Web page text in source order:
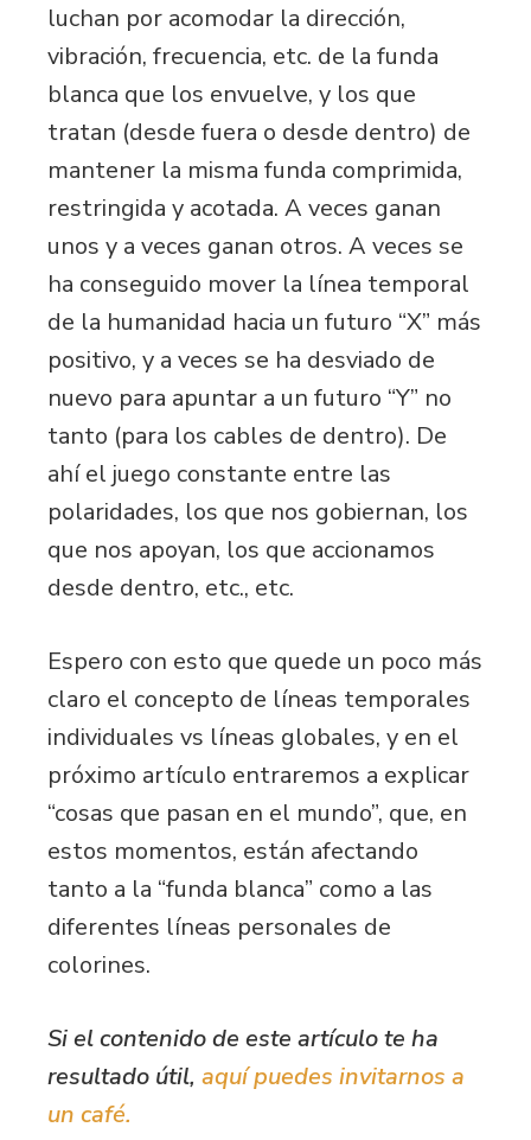
luchan por acomodar la dirección,
vibración, frecuencia, etc. de la funda
blanca que los envuelve, y los que
tratan (desde fuera o desde dentro) de
mantener la misma funda comprimida,
restringida y acotada. A veces ganan
unos y a veces ganan otros. A veces se
ha conseguido mover la línea temporal
de la humanidad hacia un futuro “X” más
positivo, y a veces se ha desviado de
nuevo para apuntar a un futuro “Y” no
tanto (para los cables de dentro). De
ahí el juego constante entre las
polaridades, los que nos gobiernan, los
que nos apoyan, los que accionamos
desde dentro, etc., etc.
Espero con esto que quede un poco más
claro el concepto de líneas temporales
individuales vs líneas globales, y en el
próximo artículo entraremos a explicar
“cosas que pasan en el mundo”, que, en
estos momentos, están afectando
tanto a la “funda blanca” como a las
diferentes líneas personales de
colorines.
Si el contenido de este artículo te ha
resultado útil, aquí puedes invitarnos a
un café.